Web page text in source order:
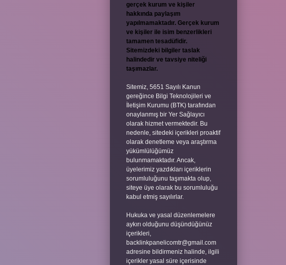
gerçek kurum ve kişiler
hakkında paylaşım
yapılmamaktadır. Gerçek kurum
ve kişiler ile isim benzerlikleri
tamamen tesadüfidir.
Sitemizdeki bilgiler taslak
halindedir ve tavsiye niteliği
taşımazlar.
Sitemiz, 5651 Sayılı Kanun
gereğince Bilgi Teknolojileri ve
İletişim Kurumu (BTK) tarafından
onaylanmış bir Yer Sağlayıcı
olarak hizmet vermektedir. Bu
nedenle, sitedeki içerikleri proaktif
olarak denetleme veya araştırma
yükümlülüğümüz
bulunmamaktadır. Ancak,
üyelerimiz yazdıkları içeriklerin
sorumluluğunu taşımakta olup,
siteye üye olarak bu sorumluluğu
kabul etmiş sayılırlar.
Hukuka ve yasal düzenlemelere
aykırı olduğunu düşündüğünüz
içerikleri,
backlinkpanelicomtr@gmail.com
adresine bildirmeniz halinde, ilgili
içerikler yasal süre içerisinde